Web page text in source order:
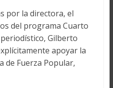
por la directora, el
del programa Cuarto
Gilberto
apoyar la
de Fuerza Popular,